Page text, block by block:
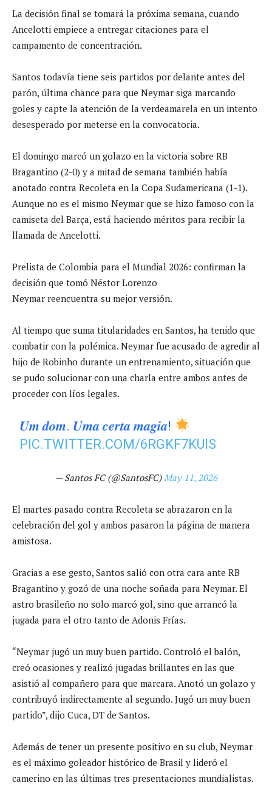
La decisión final se tomará la próxima semana, cuando
Ancelotti empiece a entregar citaciones para el
campamento de concentración.
Santos todavía tiene seis partidos por delante antes del
parón, última chance para que Neymar siga marcando
goles y capte la atención de la verdeamarela en un intento
desesperado por meterse en la convocatoria.
El domingo marcó un golazo en la victoria sobre RB
Bragantino (2-0) y a mitad de semana también había
anotado contra Recoleta en la Copa Sudamericana (1-1).
Aunque no es el mismo Neymar que se hizo famoso con la
camiseta del Barça, está haciendo méritos para recibir la
llamada de Ancelotti.
Prelista de Colombia para el Mundial 2026: confirman la
decisión que tomó Néstor Lorenzo
Neymar reencuentra su mejor versión.
Al tiempo que suma titularidades en Santos, ha tenido que
combatir con la polémica. Neymar fue acusado de agredir al
hijo de Robinho durante un entrenamiento, situación que
se pudo solucionar con una charla entre ambos antes de
proceder con líos legales.
𝑼𝒎 𝒅𝒐𝒎. 𝑼𝒎𝒂 𝒄𝒆𝒓𝒕𝒂 𝒎𝒂𝒈𝒊𝒂!
PIC.TWITTER.COM/6RGKF7KUIS
— Santos FC (@SantosFC) May 11, 2026
El martes pasado contra Recoleta se abrazaron en la
celebración del gol y ambos pasaron la página de manera
amistosa.
Gracias a ese gesto, Santos salió con otra cara ante RB
Bragantino y gozó de una noche soñada para Neymar. El
astro brasileño no solo marcó gol, sino que arrancó la
jugada para el otro tanto de Adonis Frías.
“Neymar jugó un muy buen partido. Controló el balón,
creó ocasiones y realizó jugadas brillantes en las que
asistió al compañero para que marcara. Anotó un golazo y
contribuyó indirectamente al segundo. Jugó un muy buen
partido”, dijo Cuca, DT de Santos.
Además de tener un presente positivo en su club, Neymar
es el máximo goleador histórico de Brasil y lideró el
camerino en las últimas tres presentaciones mundialistas.